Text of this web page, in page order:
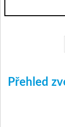
Přehled